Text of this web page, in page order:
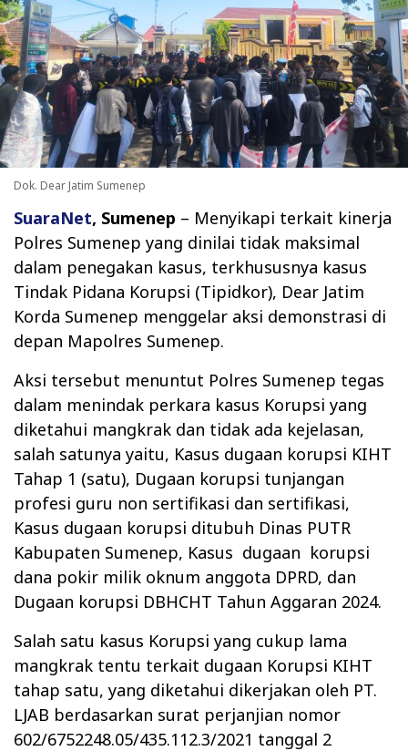
Dok. Dear Jatim Sumenep
SuaraNet, Sumenep – Menyikapi terkait kinerja
Polres Sumenep yang dinilai tidak maksimal
dalam penegakan kasus, terkhususnya kasus
Tindak Pidana Korupsi (Tipidkor), Dear Jatim
Korda Sumenep menggelar aksi demonstrasi di
depan Mapolres Sumenep.
Aksi tersebut menuntut Polres Sumenep tegas
dalam menindak perkara kasus Korupsi yang
diketahui mangkrak dan tidak ada kejelasan,
salah satunya yaitu, Kasus dugaan korupsi KIHT
Tahap 1 (satu), Dugaan korupsi tunjangan
profesi guru non sertifikasi dan sertifikasi,
Kasus dugaan korupsi ditubuh Dinas PUTR
Kabupaten Sumenep, Kasus dugaan korupsi
dana pokir milik oknum anggota DPRD, dan
Dugaan korupsi DBHCHT Tahun Aggaran 2024.
Salah satu kasus Korupsi yang cukup lama
mangkrak tentu terkait dugaan Korupsi KIHT
tahap satu, yang diketahui dikerjakan oleh PT.
LJAB berdasarkan surat perjanjian nomor
602/6752248.05/435.112.3/2021 tanggal 2